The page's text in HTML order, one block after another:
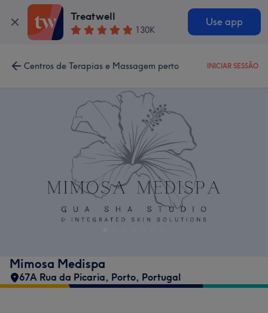
Treatwell
130K
Use app
Centros de Terapias e Massagem perto INICIAR SESSÃO
Mimosa Medispa
67A Rua da Picaria, Porto, Portugal